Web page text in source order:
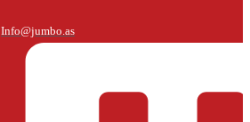
Info@jumbo.as